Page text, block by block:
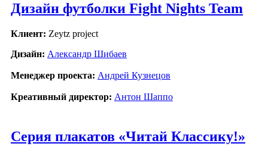
Дизайн футболки Fight Nights Team
Клиент: Zeytz project
Дизайн: Александр Шибаев
Менеджер проекта: Андрей Кузнецов
Креативный директор: Антон Шаппо
Серия плакатов «Читай Классику!»